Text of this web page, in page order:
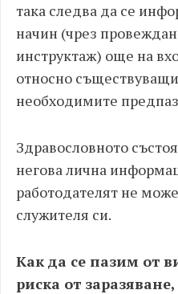
така следва да се
начин (чрез
инструктаж) още на
относно
необходимите
Здравословното
негова лична
работодателят не
служителя си.
Как да се пазим от
риска от